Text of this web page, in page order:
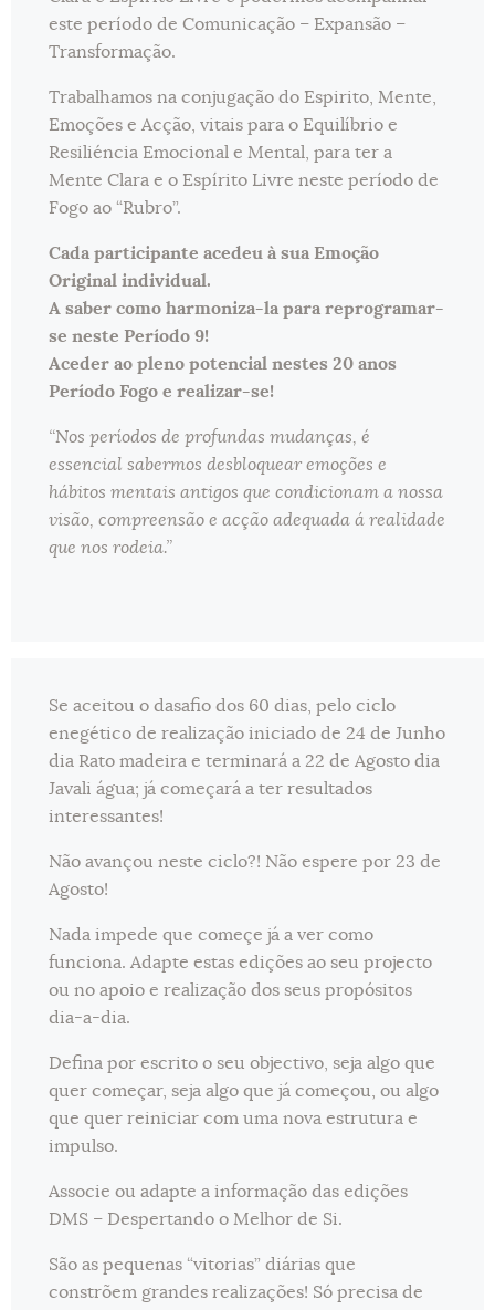
este período de Comunicação – Expansão –
Transformação.
Trabalhamos na conjugação do Espirito, Mente,
Emoções e Acção, vitais para o Equilíbrio e
Resiliéncia Emocional e Mental, para ter a
Mente Clara e o Espírito Livre neste período de
Fogo ao “Rubro”.
Cada participante acedeu à sua Emoção
Original individual.
A saber como harmoniza-la para reprogramar-
se neste Período 9!
Aceder ao pleno potencial nestes 20 anos
Período Fogo e realizar-se!
“Nos períodos de profundas mudanças, é
essencial sabermos desbloquear emoções e
hábitos mentais antigos que condicionam a nossa
visão, compreensão e acção adequada á realidade
que nos rodeia.”
Se aceitou o dasafio dos 60 dias, pelo ciclo
enegético de realização iniciado de 24 de Junho
dia Rato madeira e terminará a 22 de Agosto dia
Javali água; já começará a ter resultados
interessantes!
Não avançou neste ciclo?! Não espere por 23 de
Agosto!
Nada impede que começe já a ver como
funciona. Adapte estas edições ao seu projecto
ou no apoio e realização dos seus propósitos
dia-a-dia.
Defina por escrito o seu objectivo, seja algo que
quer começar, seja algo que já começou, ou algo
que quer reiniciar com uma nova estrutura e
impulso.
Associe ou adapte a informação das edições
DMS – Despertando o Melhor de Si.
São as pequenas “vitorias” diárias que
constrõem grandes realizações! Só precisa de